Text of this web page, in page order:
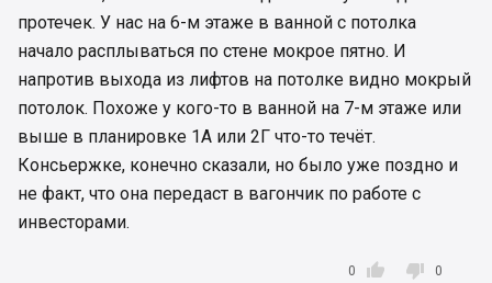
протечек. У нас на 6-м этаже в ванной с потолка
начало расплываться по стене мокрое пятно. И
напротив выхода из лифтов на потолке видно мокрый
потолок. Похоже у кого-то в ванной на 7-м этаже или
выше в планировке 1А или 2Г что-то течёт.
Консьержке, конечно сказали, но было уже поздно и
не факт, что она передаст в вагончик по работе с
инвесторами.

0  0